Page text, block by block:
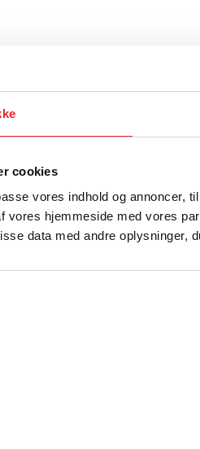
cookies
vores indhold og annoncer,
vores hjemmeside med vores
data med andre oplysninger,